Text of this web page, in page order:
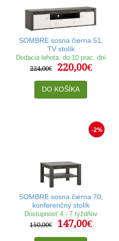
SOMBRE sosna čierna 51,
TV stolík
Dodacia lehota: do 10 prac. dní
224,00€
220,00€
DO KOŠÍKA
-2%
SOMBRE sosna čierna 70,
konferenčný stolík
Dostupnosť 4 - 7 týždňov
150,00€
147,00€